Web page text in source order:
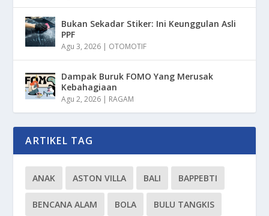
Bukan Sekadar Stiker: Ini Keunggulan Asli
PPF
Agu 3, 2026 | OTOMOTIF
Dampak Buruk FOMO Yang Merusak
Kebahagiaan
Agu 2, 2026 | RAGAM
ARTIKEL TAG
ANAK ASTON VILLA BALI BAPPEBTI
BENCANA ALAM BOLA BULU TANGKIS